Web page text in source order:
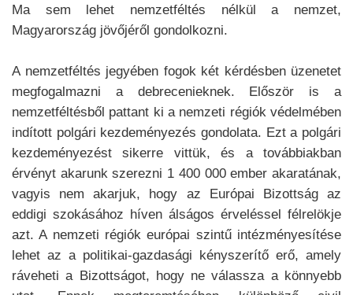
Ma sem lehet nemzetféltés nélkül a nemzet,
Magyarország jövőjéről gondolkozni.
A nemzetféltés jegyében fogok két kérdésben üzenetet
megfogalmazni a debrecenieknek. Először is a
nemzetféltésből pattant ki a nemzeti régiók védelmében
indított polgári kezdeményezés gondolata. Ezt a polgári
kezdeményezést sikerre vittük, és a továbbiakban
érvényt akarunk szerezni 1 400 000 ember akaratának,
vagyis nem akarjuk, hogy az Európai Bizottság az
eddigi szokásához híven álságos érveléssel félrelökje
azt. A nemzeti régiók európai szintű intézményesítése
lehet az a politikai-gazdasági kényszerítő erő, amely
ráveheti a Bizottságot, hogy ne válassza a könnyebb